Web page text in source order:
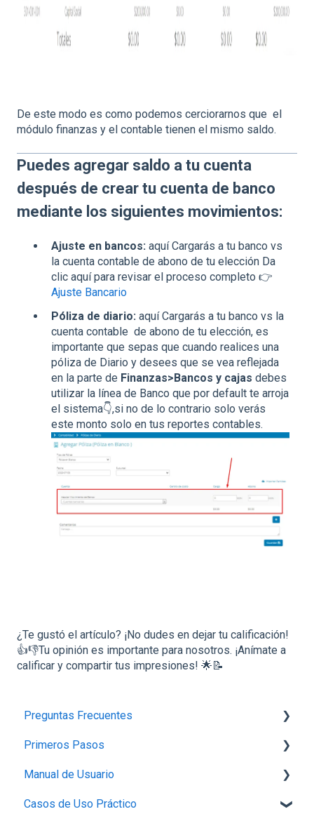
De este modo es como podemos cerciorarnos que el
módulo finanzas y el contable tienen el mismo saldo.
Puedes agregar saldo a tu cuenta
después de crear tu cuenta de banco
mediante los siguientes movimientos:
Ajuste en bancos: aquí Cargarás a tu banco vs
la cuenta contable de abono de tu elección Da
clic aquí para revisar el proceso completo 👉
Ajuste Bancario
Póliza de diario: aquí Cargarás a tu banco vs la
cuenta contable de abono de tu elección, es
importante que sepas que cuando realices una
póliza de Diario y desees que se vea reflejada
en la parte de Finanzas>Bancos y cajas debes
utilizar la línea de Banco que por default te arroja
el sistema👇,si no de lo contrario solo verás
este monto solo en tus reportes contables.
¿Te gustó el artículo? ¡No dudes en dejar tu calificación!
👍👎Tu opinión es importante para nosotros. ¡Anímate a
calificar y compartir tus impresiones! 🌟📝
Preguntas Frecuentes
Planes,Add-ons y Precios
Generalidades del Sistema
Soporte-Errores
Primeros Pasos
1.-Introducción a Bind ERP
2.-Carga de información básica
Manual de Usuario
Configuración
Casos de Uso Práctico